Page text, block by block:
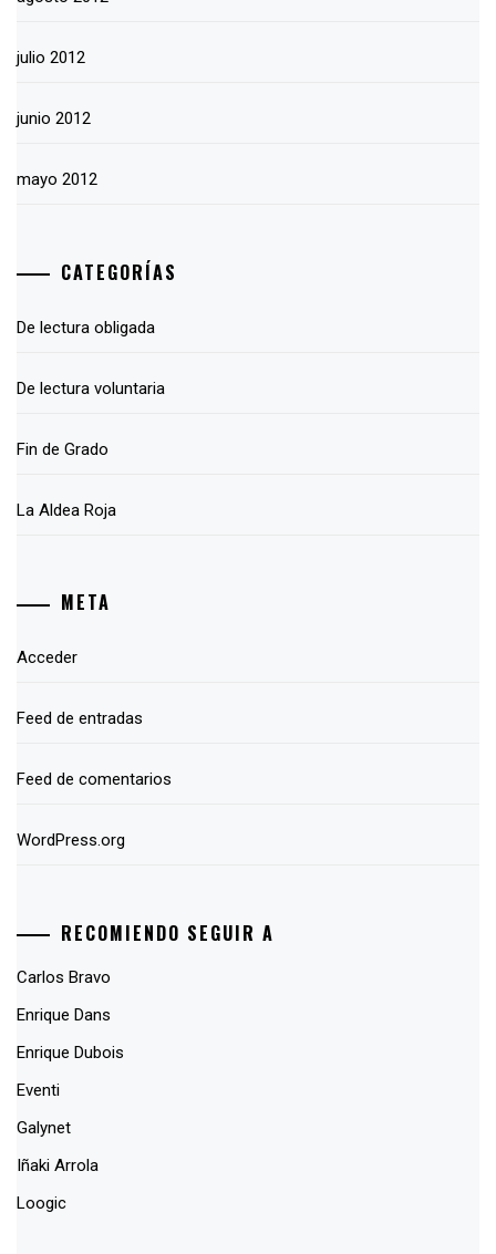
julio 2012
junio 2012
mayo 2012
CATEGORÍAS
De lectura obligada
De lectura voluntaria
Fin de Grado
La Aldea Roja
META
Acceder
Feed de entradas
Feed de comentarios
WordPress.org
RECOMIENDO SEGUIR A
Carlos Bravo
Enrique Dans
Enrique Dubois
Eventi
Galynet
Iñaki Arrola
Loogic